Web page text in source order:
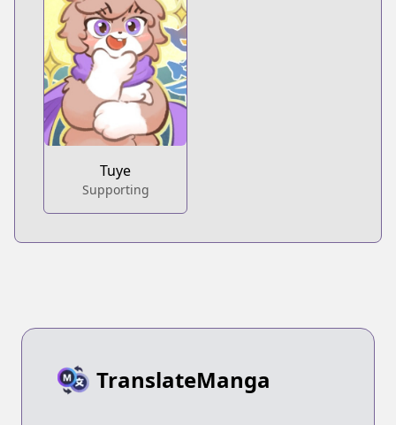
Tuye
Supporting
TranslateManga